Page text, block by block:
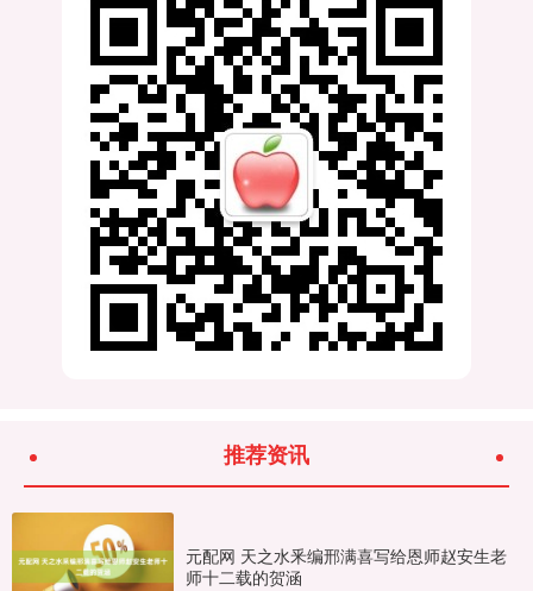
推荐资讯
元配网 天之水釆编邢满喜写给恩师赵安生老
师十二载的贺涵